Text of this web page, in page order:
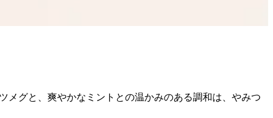
メグと、爽やかなミントとの温かみのある調和は、やみつ